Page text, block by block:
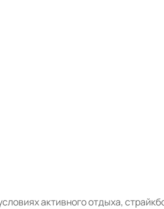
активного отдыха,